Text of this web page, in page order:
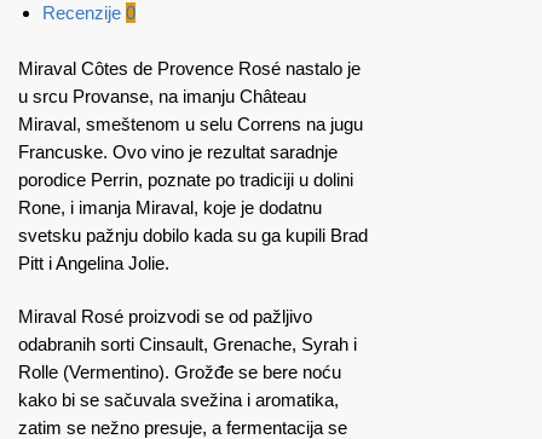
Recenzije 0
Miraval Côtes de Provence Rosé nastalo je
u srcu Provanse, na imanju Château
Miraval, smeštenom u selu Correns na jugu
Francuske. Ovo vino je rezultat saradnje
porodice Perrin, poznate po tradiciji u dolini
Rone, i imanja Miraval, koje je dodatnu
svetsku pažnju dobilo kada su ga kupili Brad
Pitt i Angelina Jolie.
Miraval Rosé proizvodi se od pažljivo
odabranih sorti Cinsault, Grenache, Syrah i
Rolle (Vermentino). Grožđe se bere noću
kako bi se sačuvala svežina i aromatika,
zatim se nežno presuje, a fermentacija se